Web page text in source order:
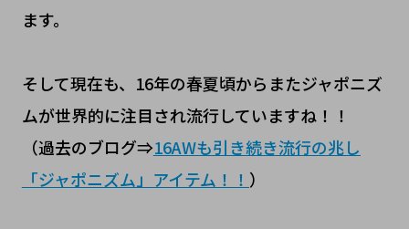
ます。
そして現在も、16年の春夏頃からまたジャポニズ
ムが世界的に注目され流行していますね！！
（過去のブログ⇒16AWも引き続き流行の兆し
「ジャポニズム」アイテム！！ ）